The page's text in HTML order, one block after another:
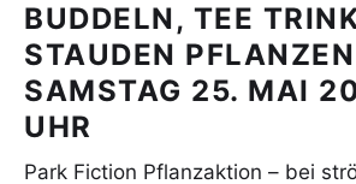
BUDDELN, TEE
STAUDEN PFLANZEN
SAMSTAG 25. MAI
UHR
Park Fiction Pflanzaktion – bei